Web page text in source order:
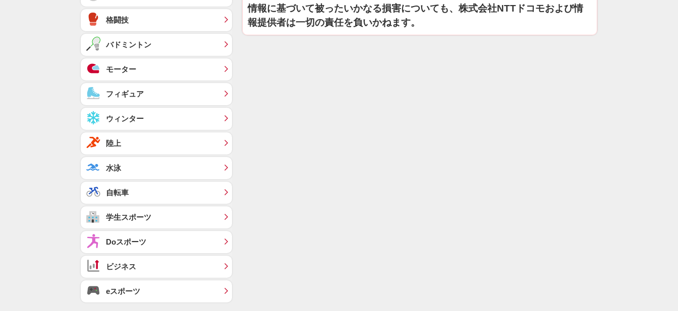
情報に基づいて被ったいかなる損害についても、株式会社NTTドコモおよび情
報提供者は一切の責任を負いかねます。
格闘技
バドミントン
モーター
フィギュア
ウィンター
陸上
水泳
自転車
学生スポーツ
Doスポーツ
ビジネス
eスポーツ